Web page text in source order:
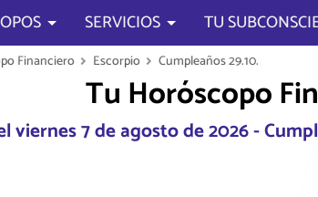
SERVICIOS TU
Financiero Escorpio Cumpleaños 29.10.
Tu Horóscopo
viernes 7 de agosto de 2026 -